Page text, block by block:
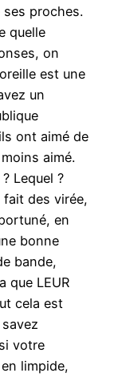
ses proches.
quelle
on
est une
un
ont aimé de
aimé.
Lequel ?
des virée,
en
bonne
bande,
que LEUR
cela est
votre
limpide,